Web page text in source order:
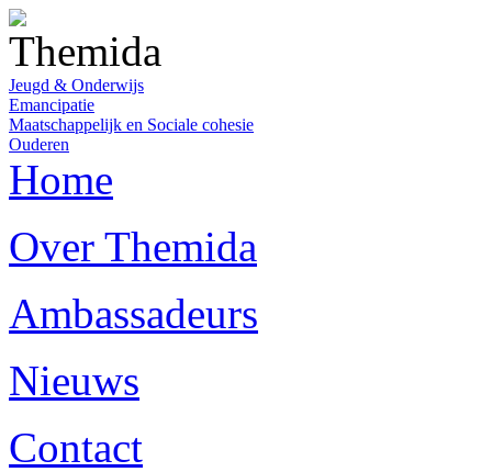
Jeugd & Onderwijs
Emancipatie
Maatschappelijk en Sociale cohesie
Ouderen
Home
Over Themida
Ambassadeurs
Nieuws
Contact